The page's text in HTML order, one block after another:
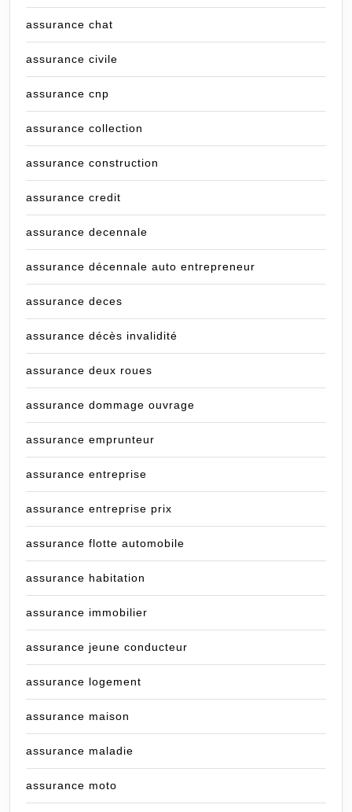
assurance chat
assurance civile
assurance cnp
assurance collection
assurance construction
assurance credit
assurance decennale
assurance décennale auto entrepreneur
assurance deces
assurance décès invalidité
assurance deux roues
assurance dommage ouvrage
assurance emprunteur
assurance entreprise
assurance entreprise prix
assurance flotte automobile
assurance habitation
assurance immobilier
assurance jeune conducteur
assurance logement
assurance maison
assurance maladie
assurance moto